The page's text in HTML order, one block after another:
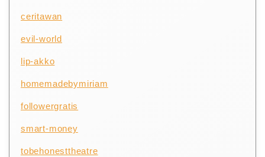
ceritawan
evil-world
lip-akko
homemadebymiriam
followergratis
smart-money
tobehonesttheatre